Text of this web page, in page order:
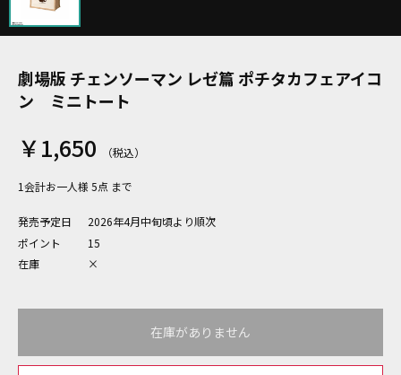
劇場版 チェンソーマン レゼ篇 ポチタカフェアイコ
ン ミニトート
￥1,650
1会計お一人様 5点 まで
発売予定日
2026年4月中旬頃より順次
ポイント
15
在庫
×
在庫がありません